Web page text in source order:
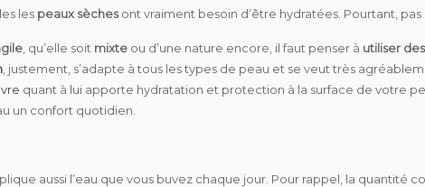
les peaux sèchesont vraiment besoin d’être hydratées. Pourtant, pas
, qu’elle soit mixte ou d’une nature encore, il faut penser à utiliser
, justement, s’adapte à tous les types de peau et se veut très
quant à lui apporte hydratation et protection à la surface de votre
un confort quotidien.
aussi l’eau que vous buvez chaque jour. Pour rappel, la quantité